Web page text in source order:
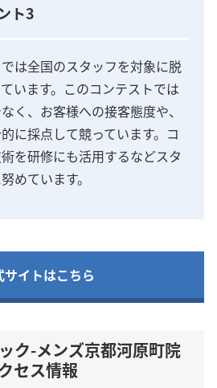
ト3
は全国のスタッフを対象に脱
います。このコンテストでは
く、お客様への接客態度や、
に採点して競っています。コ
を研修にも活用するなどスタ
めています。
サイトはこちら
ク-メンズ京都河原町院
セス情報